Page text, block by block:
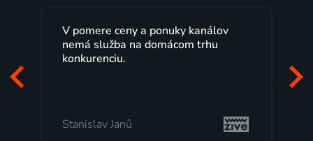
V pomere ceny a ponuky kanálov
nemá služba na domácom trhu
konkurenciu.
Stanislav Janů